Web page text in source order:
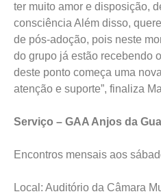
ter muito amor e disposição,
consciência Além disso,
de pós-adoção, pois neste
do grupo já estão recebendo
deste ponto começa uma
atenção e suporte”, finaliza
Serviço – GAA Anjos da
Encontros mensais aos
Local: Auditório da Câmara